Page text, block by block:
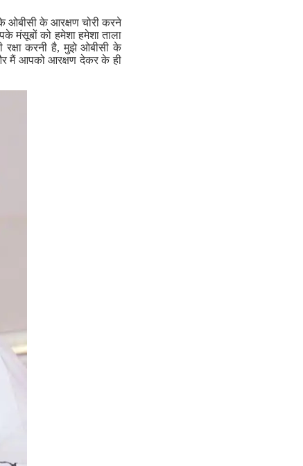
ओबीसी के आरक्षण चोरी करने
को हमेशा हमेशा ताला
रक्षा करनी है, मुझे ओबीसी के
मैं आपको आरक्षण देकर के ही